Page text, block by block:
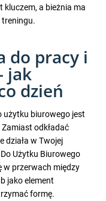
kluczem, a bieżnia ma
treningu.
do pracy i
jak
dzień
użytku biurowego jest
odkładać
działa w Twojej
Użytku Biurowego
w przerwach między
jako element
formę.